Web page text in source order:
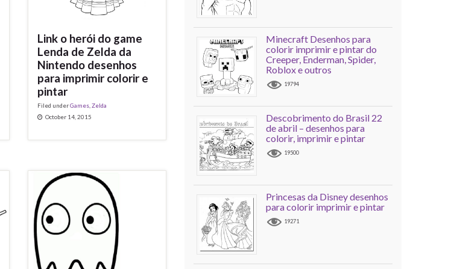
Link o herói do game
Lenda de Zelda da
Nintendo desenhos
para imprimir colorir e
pintar
Filed underGames,Zelda
October 14, 2015
Minecraft Desenhos para
colorir imprimir e pintar do
Creeper, Enderman, Spider,
Roblox e outros
19794
Descobrimento do Brasil 22
de abril – desenhos para
colorir, imprimir e pintar
19500
Princesas da Disney desenhos
para colorir imprimir e pintar
19271